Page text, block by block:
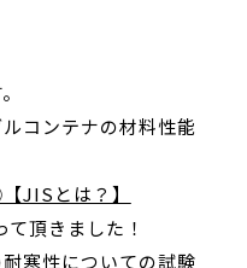
コンテナの材料性能
JISとは？】
て頂きました！
寒性についての試験